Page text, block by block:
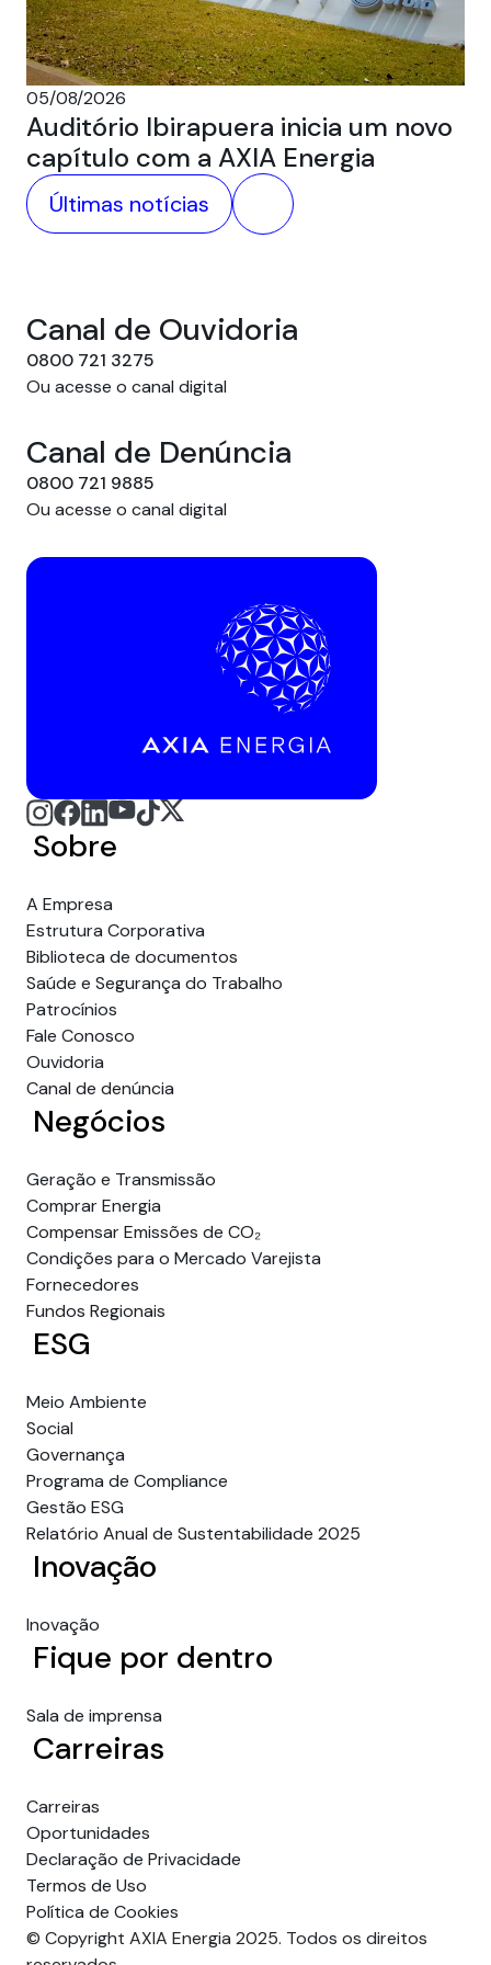
05/08/2026
Auditório Ibirapuera inicia um novo
capítulo com a AXIA Energia
Últimas notícias
Canal de Ouvidoria
0800 721 3275
Ou acesse o canal digital
Canal de Denúncia
0800 721 9885
Ou acesse o canal digital
Sobre
A Empresa
Estrutura Corporativa
Biblioteca de documentos
Saúde e Segurança do Trabalho
Patrocínios
Fale Conosco
Ouvidoria
Canal de denúncia
Negócios
Geração e Transmissão
Comprar Energia
Compensar Emissões de CO₂
Condições para o Mercado Varejista
Fornecedores
Fundos Regionais
ESG
Meio Ambiente
Social
Governança
Programa de Compliance
Gestão ESG
Relatório Anual de Sustentabilidade 2025
Inovação
Inovação
Fique por dentro
Sala de imprensa
Carreiras
Carreiras
Oportunidades
Declaração de Privacidade
Termos de Uso
Política de Cookies
© Copyright AXIA Energia 2025. Todos os direitos